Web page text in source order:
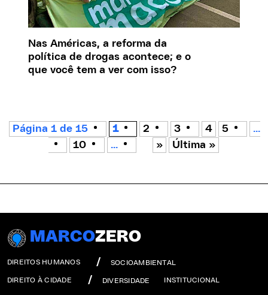
Nas Américas, a reforma da
política de drogas acontece; e o
que você tem a ver com isso?
Página 1 de 15 1 2 3 4 5
...
10
... » Última »
MARCOZERO
DIREITOS HUMANOS SOCIOAMBIENTAL
DIREITO À CIDADE DIVERSIDADE INSTITUCIONAL